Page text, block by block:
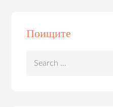
Поищите